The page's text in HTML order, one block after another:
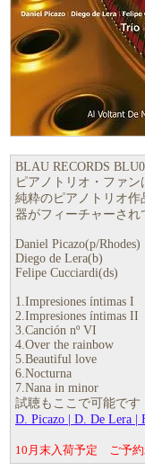
BLAU RECORDS
ピアノトリオ・ファン
純粋のピアノトリオ
器がフィーチャーされ
Daniel Picazo(p/Rhodes)
Diego de Lera(b)
Felipe Cucciardi(ds)
1.Impresiones íntimas I
2.Impresiones íntimas II
3.Canción nº VI
4.Over the rainbow
5.Beautiful love
6.Nocturna
7.Nana in minor
試聴もここで可能です
D. Picazo | D. De Lera
10月末入荷予定 ご予約